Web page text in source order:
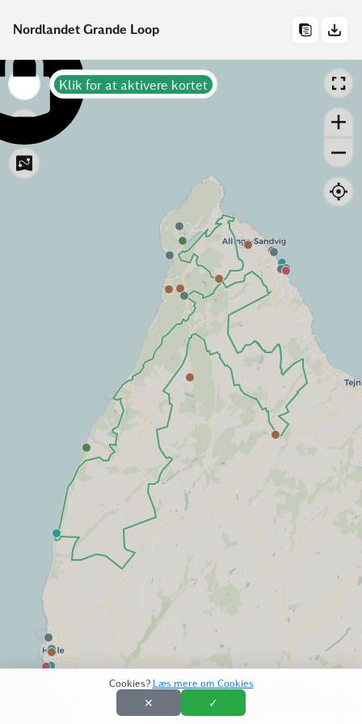
Nordlandet Grande Loop
Klik for at aktivere kortet
Cookies? Læs mere om Cookies
✕ ✓